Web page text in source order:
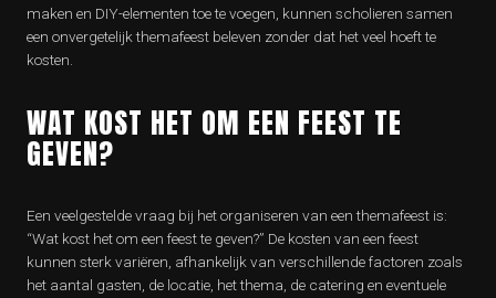
maken en DIY-elementen toe te voegen, kunnen scholieren samen
een onvergetelijk themafeest beleven zonder dat het veel hoeft te
kosten.
WAT KOST HET OM EEN FEEST TE
GEVEN?
Een veelgestelde vraag bij het organiseren van een themafeest is:
“Wat kost het om een feest te geven?” De kosten van een feest
kunnen sterk variëren, afhankelijk van verschillende factoren zoals
het aantal gasten, de locatie, het thema, de catering en eventuele